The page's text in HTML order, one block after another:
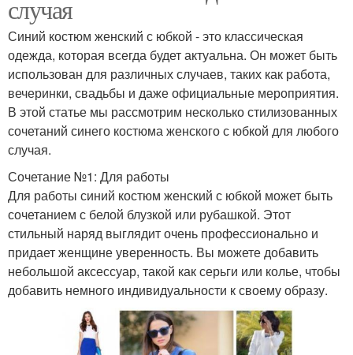
случая
Синий костюм женский с юбкой - это классическая
одежда, которая всегда будет актуальна. Он может быть
использован для различных случаев, таких как работа,
вечеринки, свадьбы и даже официальные мероприятия.
В этой статье мы рассмотрим несколько стилизованных
сочетаний синего костюма женского с юбкой для любого
случая.
Сочетание №1: Для работы
Для работы синий костюм женский с юбкой может быть
сочетанием с белой блузкой или рубашкой. Этот
стильный наряд выглядит очень профессионально и
придает женщине уверенность. Вы можете добавить
небольшой аксессуар, такой как серьги или колье, чтобы
добавить немного индивидуальности к своему образу.